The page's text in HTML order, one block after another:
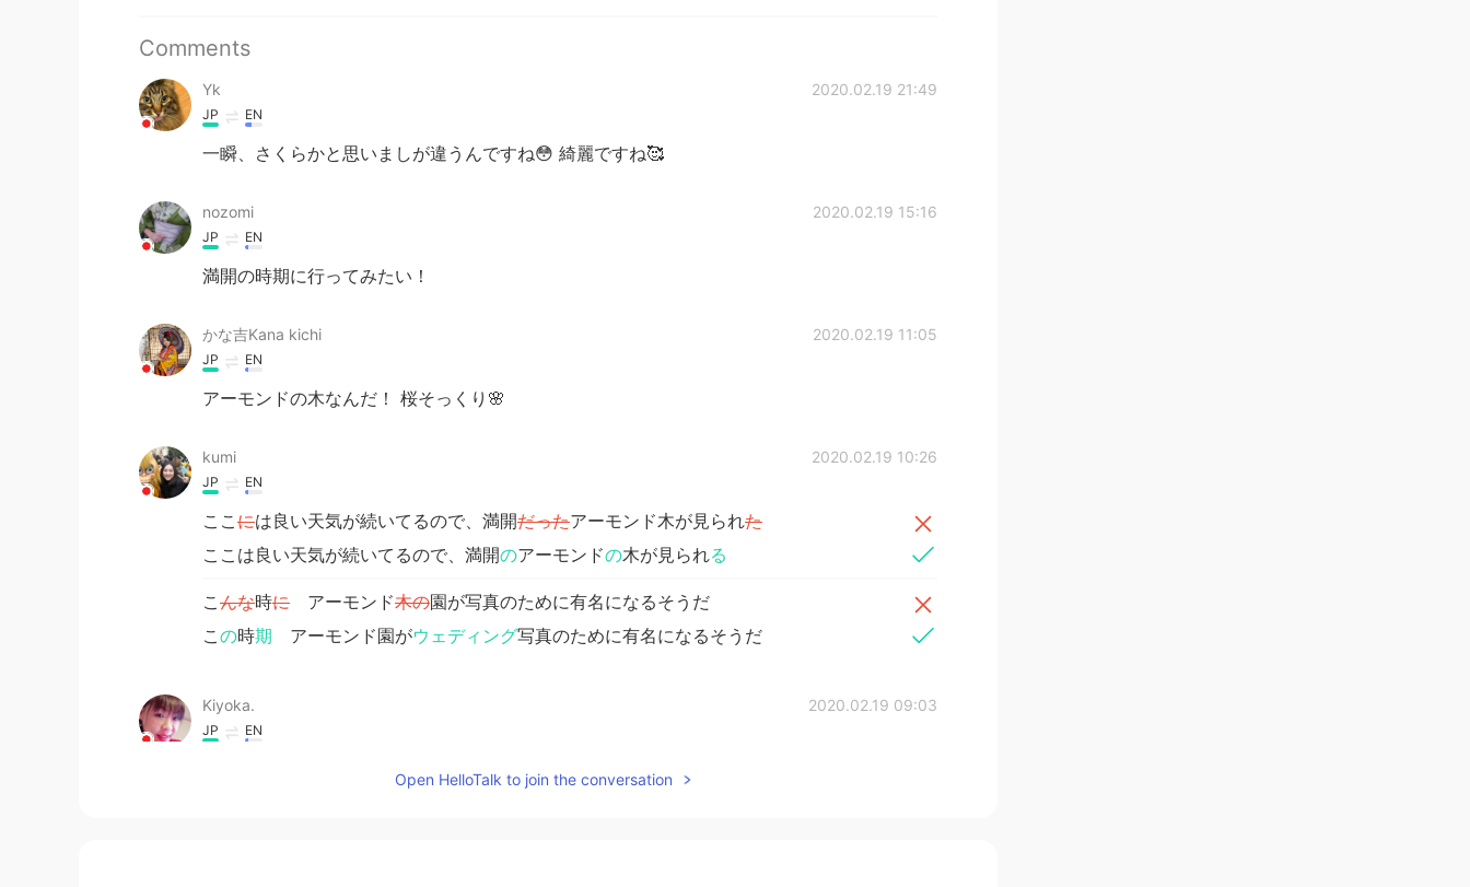
Comments
Yk 2020.02.19 21:49
JP EN
一瞬、さくらかと思いましが違うんですね😳 綺麗ですね🥰
nozomi 2020.02.19 15:16
JP EN
満開の時期に行ってみたい！
かな吉Kana kichi 2020.02.19 11:05
JP EN
アーモンドの木なんだ！ 桜そっくり🌸
kumi 2020.02.19 10:26
JP EN
ここには良い天気が続いてるので、満開だったアーモンド木が見られた
ここは良い天気が続いてるので、満開のアーモンドの木が見られる
こんな時に アーモンド木の園が写真のために有名になるそうだ
この時期 アーモンド園がウェディング写真のために有名になるそうだ
Kiyoka. 2020.02.19 09:03
JP EN
アーモンドのお花はじめて見ました😊とてもきれいなお花ですね✨
Open HelloTalk to join the conversation